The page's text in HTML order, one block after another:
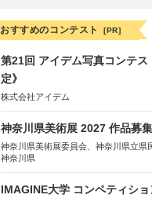
おすすめのコンテスト [PR]
第21回 アイデム写真コンテ
定》
株式会社アイデム
神奈川県美術展 2027 作品募集
神奈川県美術展委員会、神奈川県立県
神奈川県
IMAGINE大学 コンペティショ